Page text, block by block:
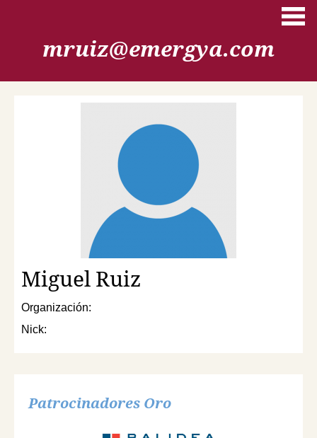
mruiz@emergya.com
MiguelRuiz
Organización:
Nick:
Patrocinadores Oro